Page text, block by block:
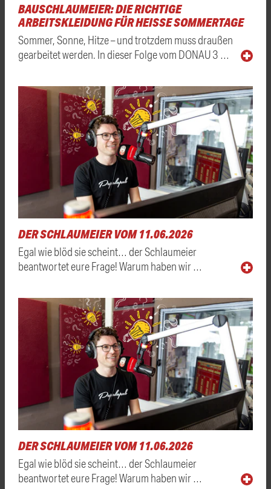
BAUSCHLAUMEIER: DIE RICHTIGE
ARBEITSKLEIDUNG FÜR HEISSE SOMMERTAGE
Sommer, Sonne, Hitze – und trotzdem muss draußen
gearbeitet werden. In dieser Folge vom DONAU 3 …
DER SCHLAUMEIER VOM 11.06.2026
Egal wie blöd sie scheint… der Schlaumeier
beantwortet eure Frage! Warum haben wir …
DER SCHLAUMEIER VOM 11.06.2026
Egal wie blöd sie scheint… der Schlaumeier
beantwortet eure Frage! Warum haben wir …